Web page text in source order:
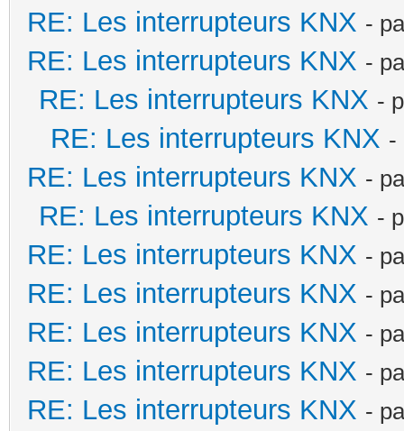
RE: Les interrupteurs KNX -
RE: Les interrupteurs KNX -
RE: Les interrupteurs KNX -
RE: Les interrupteurs KNX -
RE: Les interrupteurs KNX -
RE: Les interrupteurs KNX -
RE: Les interrupteurs KNX -
RE: Les interrupteurs KNX -
RE: Les interrupteurs KNX -
RE: Les interrupteurs KNX -
RE: Les interrupteurs KNX -